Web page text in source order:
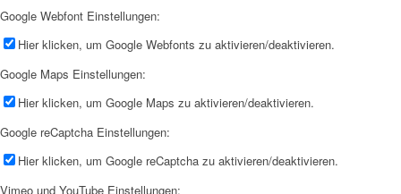
Google Webfont Einstellungen:
Hier klicken, um Google Webfonts zu aktivieren/deaktivieren.
Google Maps Einstellungen:
Hier klicken, um Google Maps zu aktivieren/deaktivieren.
Google reCaptcha Einstellungen:
Hier klicken, um Google reCaptcha zu aktivieren/deaktivieren.
Vimeo und YouTube Einstellungen: